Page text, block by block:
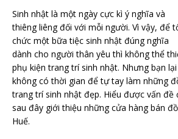
Sinh nhật là một ngày cực kì ý nghĩa và
thiêng liêng đối với mỗi người. Vì vậy, để
chức một bữa tiệc sinh nhật đúng nghĩa
dành cho người thân yêu thì không thể
phụ kiện trang trí sinh nhật. Nhưng bạn lại
không có thời gian để tự tay làm những
trang trí sinh nhật đẹp. Hiểu được vấn đề
sau đây giới thiệu những cửa hàng bán
Huế.